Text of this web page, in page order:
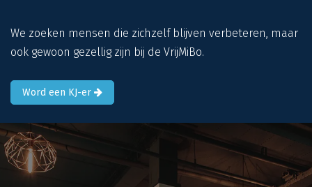
We zoeken mensen die zichzelf blijven verbeteren, maar
ook gewoon gezellig zijn bij de VrijMiBo.
Word een KJ-er